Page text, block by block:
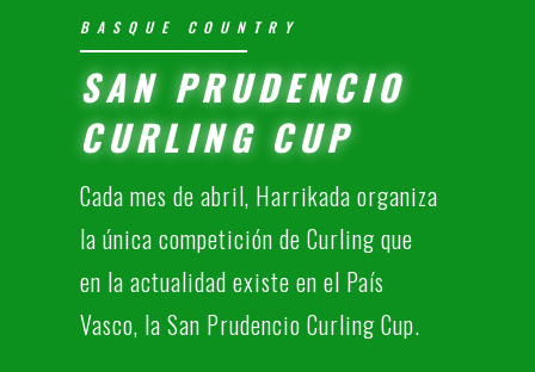
BASQUE COUNTRY
SAN PRUDENCIO
CURLING CUP
Cada mes de abril, Harrikada organiza
la única competición de Curling que
en la actualidad existe en el País
Vasco, la San Prudencio Curling Cup.